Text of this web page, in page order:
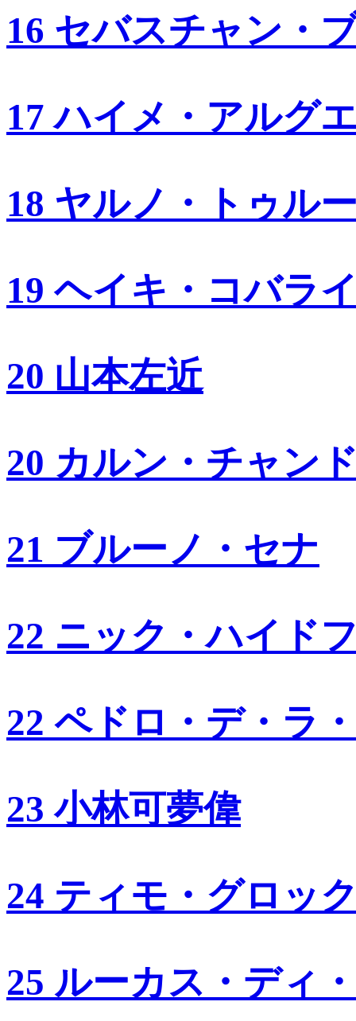
16 セバスチャン・
17 ハイメ・アルグ
18 ヤルノ・トゥル
19 ヘイキ・コバラ
20 山本左近
20 カルン・チャン
21 ブルーノ・セナ
22 ニック・ハイド
22 ペドロ・デ・ラ
23 小林可夢偉
24 ティモ・グロッ
25 ルーカス・ディ